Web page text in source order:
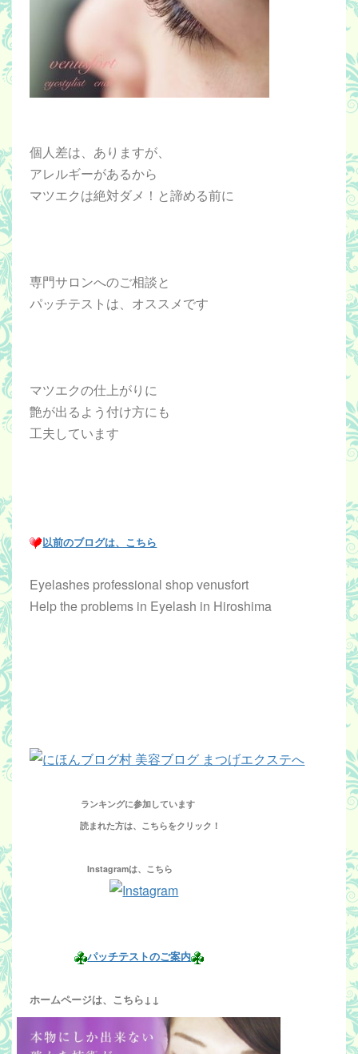
個人差は、ありますが、
アレルギーがあるから
マツエクは絶対ダメ！と諦める前に
専門サロンへのご相談と
パッチテストは、オススメです
マツエクの仕上がりに
艶が出るよう付け方にも
工夫しています
以前のブログは、こちら
Eyelashes professional shop venusfort
Help the problems in Eyelash in Hiroshima
ランキングに参加しています
読まれた方は、こちらをクリック！
Instagramは、こちら
パッチテストのご案内
ホームページは、こちら↓↓